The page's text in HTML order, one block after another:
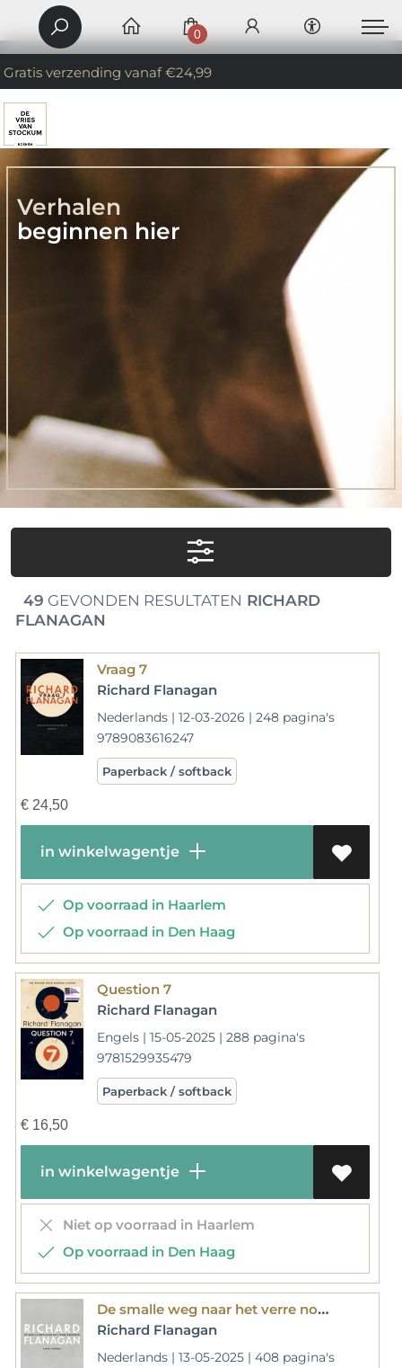
Gratis verzending vanaf €24,99
0
Verhalen
beginnen hier
49 GEVONDEN RESULTATEN RICHARD
FLANAGAN
Vraag 7
Richard Flanagan
Nederlands | 12-03-2026 | 248 pagina's
9789083616247
Paperback / softback
€24,50
in winkelwagentje
Op voorraad in Haarlem
Op voorraad in Den Haag
Question 7
Richard Flanagan
Engels | 15-05-2025 | 288 pagina's
9781529935479
Paperback / softback
€16,50
in winkelwagentje
Niet op voorraad in Haarlem
Op voorraad in Den Haag
De smalle weg naar het verre noorden
Richard Flanagan
Nederlands | 13-05-2025 | 408 pagina's